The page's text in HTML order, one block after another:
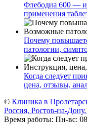
Флебодиа 600 —
применения
Почему
патологии,
Когда следует
цена, отзывы,
© Клиника в
Россия, Ростов-на-
Время работы: Пн-вс: